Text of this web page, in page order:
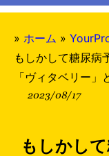
» ホーム »
もしかして糖尿病
「ヴィタベリー」
2023/08/17
もしかし